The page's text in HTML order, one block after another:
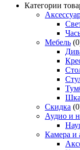
Категории
Мебель
Скидка
Аудио и
Камера и